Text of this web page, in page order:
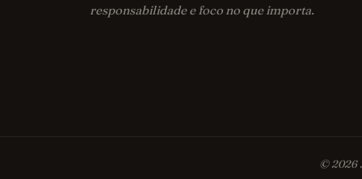
responsabilidade e foco no que importa.
© 2026